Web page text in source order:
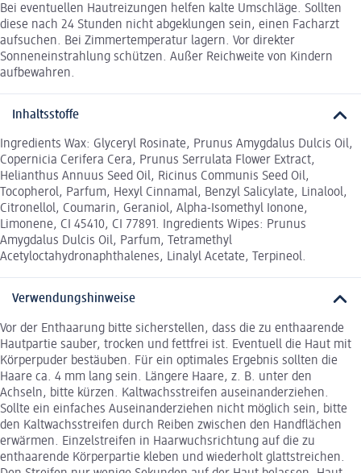
Bei eventuellen Hautreizungen helfen kalte Umschläge. Sollten
diese nach 24 Stunden nicht abgeklungen sein, einen Facharzt
aufsuchen. Bei Zimmertemperatur lagern. Vor direkter
Sonneneinstrahlung schützen. Außer Reichweite von Kindern
aufbewahren.
Inhaltsstoffe
Ingredients Wax: Glyceryl Rosinate, Prunus Amygdalus Dulcis Oil,
Copernicia Cerifera Cera, Prunus Serrulata Flower Extract,
Helianthus Annuus Seed Oil, Ricinus Communis Seed Oil,
Tocopherol, Parfum, Hexyl Cinnamal, Benzyl Salicylate, Linalool,
Citronellol, Coumarin, Geraniol, Alpha-Isomethyl Ionone,
Limonene, CI 45410, CI 77891. Ingredients Wipes: Prunus
Amygdalus Dulcis Oil, Parfum, Tetramethyl
Acetyloctahydronaphthalenes, Linalyl Acetate, Terpineol.
Verwendungshinweise
Vor der Enthaarung bitte sicherstellen, dass die zu enthaarende
Hautpartie sauber, trocken und fettfrei ist. Eventuell die Haut mit
Körperpuder bestäuben. Für ein optimales Ergebnis sollten die
Haare ca. 4 mm lang sein. Längere Haare, z. B. unter den
Achseln, bitte kürzen. Kaltwachsstreifen auseinanderziehen.
Sollte ein einfaches Auseinanderziehen nicht möglich sein, bitte
den Kaltwachsstreifen durch Reiben zwischen den Handflächen
erwärmen. Einzelstreifen in Haarwuchsrichtung auf die zu
enthaarende Körperpartie kleben und wiederholt glattstreichen.